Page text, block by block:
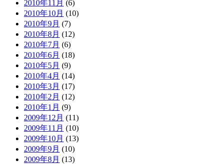
2010年11月 (6)
2010年10月 (10)
2010年9月 (7)
2010年8月 (12)
2010年7月 (6)
2010年6月 (18)
2010年5月 (9)
2010年4月 (14)
2010年3月 (17)
2010年2月 (12)
2010年1月 (9)
2009年12月 (11)
2009年11月 (10)
2009年10月 (13)
2009年9月 (10)
2009年8月 (13)